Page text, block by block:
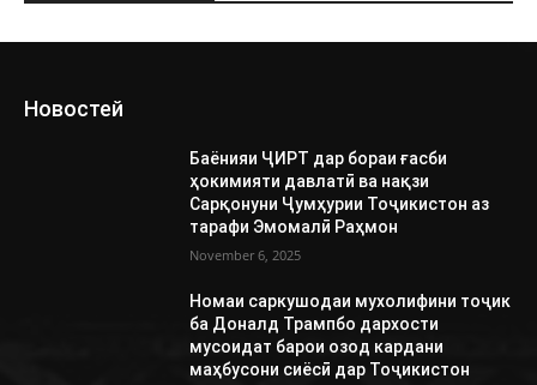
Новостей
Баёнияи ҶИРТ дар бораи ғасби
ҳокимияти давлатӣ ва нақзи
Сарқонуни Ҷумҳурии Тоҷикистон аз
тарафи Эмомалӣ Раҳмон
November 6, 2025
Номаи саркушодаи мухолифини тоҷик
ба Доналд Трампбо дархости
мусоидат барои озод кардани
маҳбусони сиёсӣ дар Тоҷикистон